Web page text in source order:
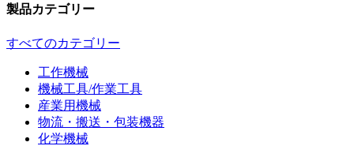
製品カテゴリー
すべてのカテゴリー
工作機械
機械工具/作業工具
産業用機械
物流・搬送・包装機器
化学機械